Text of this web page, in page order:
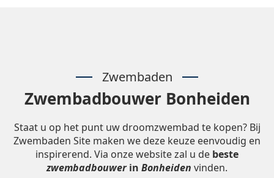
Zwembaden
Zwembadbouwer Bonheiden
Staat u op het punt uw droomzwembad te kopen? Bij
Zwembaden Site maken we deze keuze eenvoudig en
inspirerend. Via onze website zal u de beste
zwembadbouwerin Bonheiden vinden.